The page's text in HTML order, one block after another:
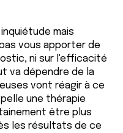
mais
vous apporter de
ni sur l'efficacité
va dépendre de la
vont réagir à ce
une thérapie
être plus
les résultats de ce